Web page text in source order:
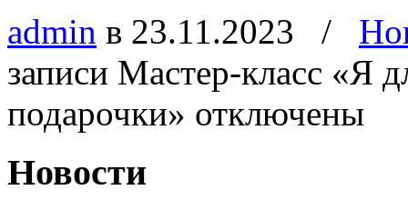
admin в 23.11.2023 /
записи Мастер-класс «Я
подарочки» отключены
Новости